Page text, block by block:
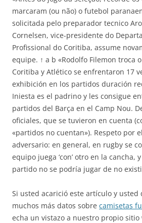
marcaram (ou não) o futebol
solicitada pelo preparador tecnico
Cornelsen, vice-presidente do
Profissional do Coritiba, assume
equipe. ↑ a b «Rodolfo Filemon troca
Coritiba y Atlético se enfrentaron 17
exhibición en los partidos duración
Iniesta es el padrino y les consigue
partidos del Barça en el Camp Nou.
oficiales, que se tuvieron en cuenta
«partidos no cuentan»). Respeto por
adversario: en general, en rugby se
equipo juega ‘con’ otro en la cancha,
partido no se podría jugar de no
Si usted acarició este artículo y
muchos más datos sobre camisetas
echa un vistazo a nuestro propio sitio